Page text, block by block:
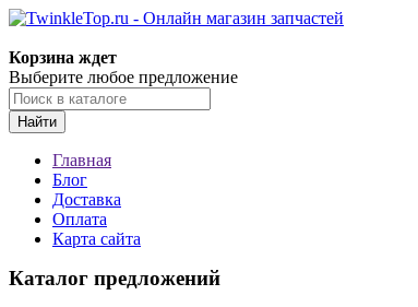
Корзина ждет
Выберите любое предложение
Найти
Главная
Блог
Доставка
Оплата
Карта сайта
Каталог предложений